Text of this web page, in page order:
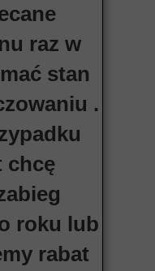
raz w
stan
.
chcę
roku lub
rabat